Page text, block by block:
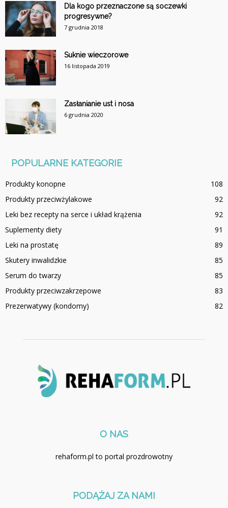
Dla kogo przeznaczone są soczewki
progresywne?
7 grudnia 2018
Suknie wieczorowe
16 listopada 2019
Zasłanianie ust i nosa
6 grudnia 2020
POPULARNE KATEGORIE
Produkty konopne
108
Produkty przeciwżylakowe
92
Leki bez recepty na serce i układ krążenia
92
Suplementy diety
91
Leki na prostatę
89
Skutery inwalidzkie
85
Serum do twarzy
85
Produkty przeciwzakrzepowe
83
Prezerwatywy (kondomy)
82
O NAS
rehaform.pl to portal prozdrowotny
PODĄŻAJ ZA NAMI